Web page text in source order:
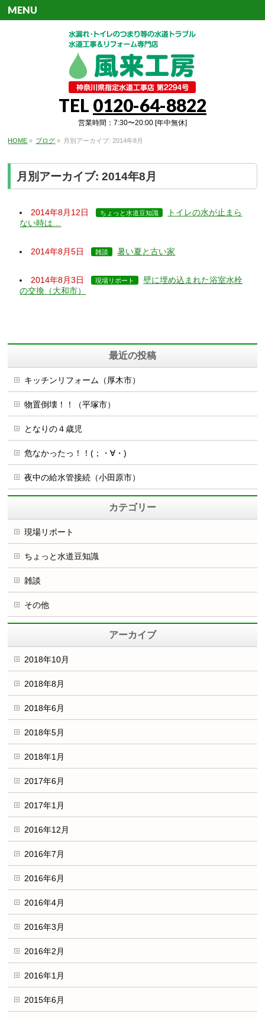
TEL 0120-64-8822
営業時間：7:30〜20:00 [年中無休]
MENU
HOME » ブログ » 月別アーカイブ: 2014年8月
月別アーカイブ: 2014年8月
2014年8月12日 ちょっと水道豆知識
トイレの水が止まら
ない時は…
2014年8月5日 雑談 暑い夏と古い家
2014年8月3日 現場リポート
壁に埋め込まれた浴室水栓
の交換（大和市）
最近の投稿
キッチンリフォーム（厚木市）
物置倒壊！！（平塚市）
となりの４歳児
危なかったっ！！(；・∀・)
夜中の給水管接続（小田原市）
カテゴリー
現場リポート
ちょっと水道豆知識
雑談
その他
アーカイブ
2018年10月
2018年8月
2018年6月
2018年5月
2018年1月
2017年6月
2017年1月
2016年12月
2016年7月
2016年6月
2016年4月
2016年3月
2016年2月
2016年1月
2015年6月